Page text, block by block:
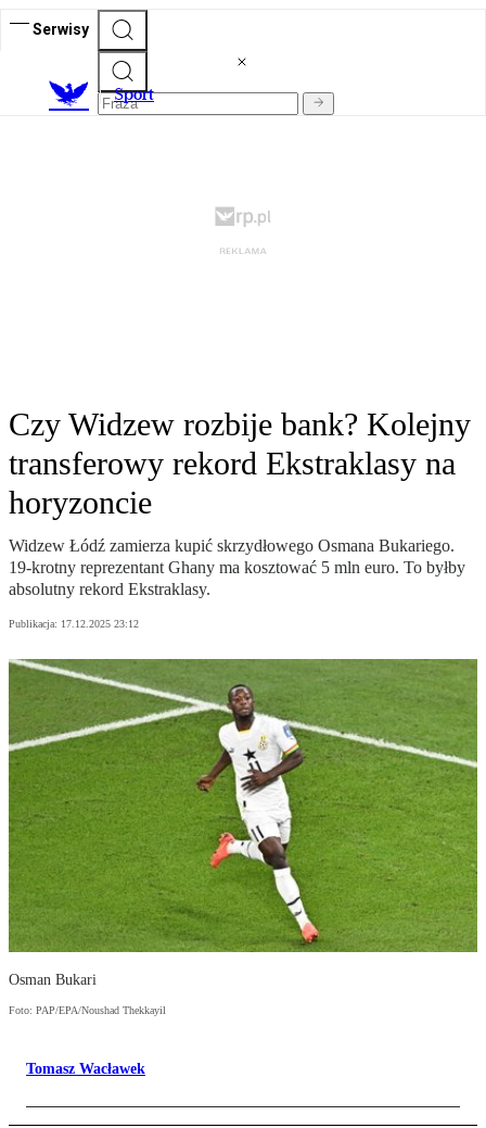
Serwisy
Sport
Czy Widzew rozbije bank? Kolejny
transferowy rekord Ekstraklasy na
horyzoncie
Widzew Łódź zamierza kupić skrzydłowego Osmana Bukariego.
19-krotny reprezentant Ghany ma kosztować 5 mln euro. To byłby
absolutny rekord Ekstraklasy.
Publikacja: 17.12.2025 23:12
Osman Bukari
Foto: PAP/EPA/Noushad Thekkayil
Tomasz Wacławek